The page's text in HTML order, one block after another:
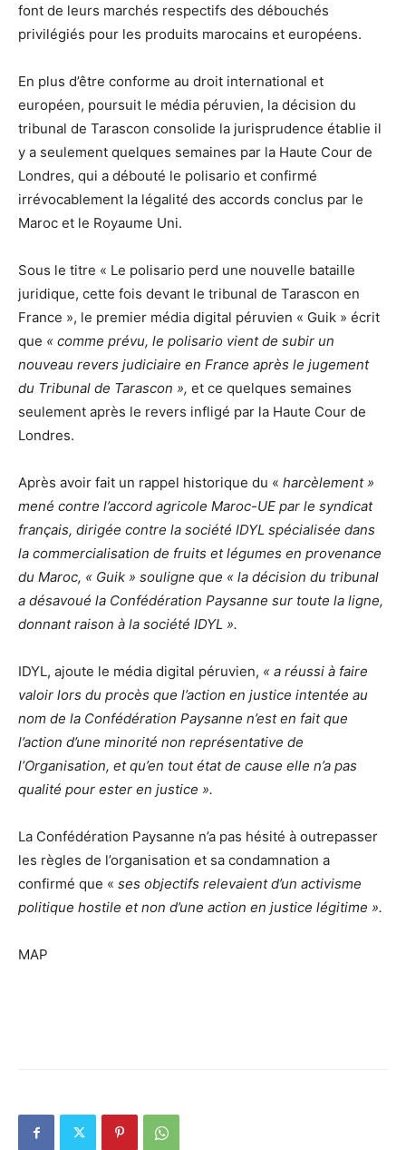
font de leurs marchés respectifs des débouchés
privilégiés pour les produits marocains et européens.
En plus d’être conforme au droit international et
européen, poursuit le média péruvien, la décision du
tribunal de Tarascon consolide la jurisprudence établie il
y a seulement quelques semaines par la Haute Cour de
Londres, qui a débouté le polisario et confirmé
irrévocablement la légalité des accords conclus par le
Maroc et le Royaume Uni.
Sous le titre « Le polisario perd une nouvelle bataille
juridique, cette fois devant le tribunal de Tarascon en
France », le premier média digital péruvien « Guik » écrit
que « comme prévu, le polisario vient de subir un
nouveau revers judiciaire en France après le jugement
du Tribunal de Tarascon », et ce quelques semaines
seulement après le revers infligé par la Haute Cour de
Londres.
Après avoir fait un rappel historique du « harcèlement »
mené contre l’accord agricole Maroc-UE par le syndicat
français, dirigée contre la société IDYL spécialisée dans
la commercialisation de fruits et légumes en provenance
du Maroc, « Guik » souligne que « la décision du tribunal
a désavoué la Confédération Paysanne sur toute la ligne,
donnant raison à la société IDYL ».
IDYL, ajoute le média digital péruvien, « a réussi à faire
valoir lors du procès que l’action en justice intentée au
nom de la Confédération Paysanne n’est en fait que
l’action d’une minorité non représentative de
l’Organisation, et qu’en tout état de cause elle n’a pas
qualité pour ester en justice ».
La Confédération Paysanne n’a pas hésité à outrepasser
les règles de l’organisation et sa condamnation a
confirmé que « ses objectifs relevaient d’un activisme
politique hostile et non d’une action en justice légitime ».
MAP